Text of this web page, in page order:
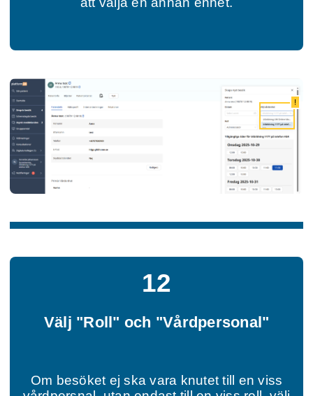
!
12
Välj "Roll" och "Vårdpersonal"
Om besöket ej ska vara knutet till en viss